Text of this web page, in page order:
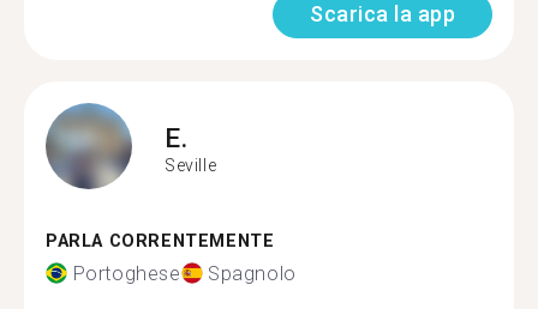
Scarica la app
E.
Seville
PARLA CORRENTEMENTE
Portoghese Spagnolo